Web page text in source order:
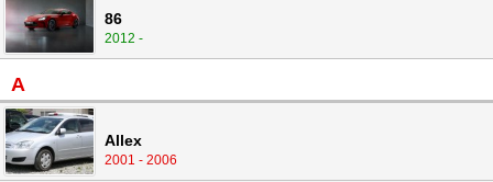
86
2012 -
A
Allex
2001 - 2006